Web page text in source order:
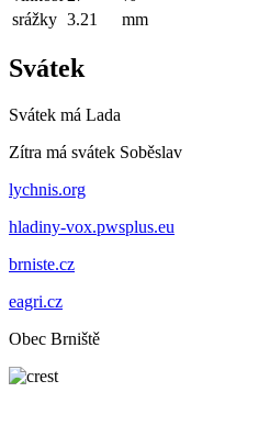
srážky 3.21 mm
Svátek
Svátek má Lada
Zítra má svátek Soběslav
lychnis.org
hladiny-vox.pwsplus.eu
brniste.cz
eagri.cz
Obec Brniště